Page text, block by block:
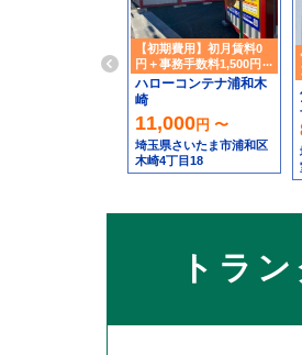
【初期費用】初月賃料0
円＋事務手数料1,500円引
き
ハローコンテナ浦和木
崎
11,000円 〜
埼玉県さいたま市浦和区
木崎4丁目18
トラ